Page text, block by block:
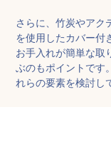
さらに、竹炭やアク
を使用したカバー付
お手入れが簡単な取
ぶのもポイントです
れらの要素を検討し